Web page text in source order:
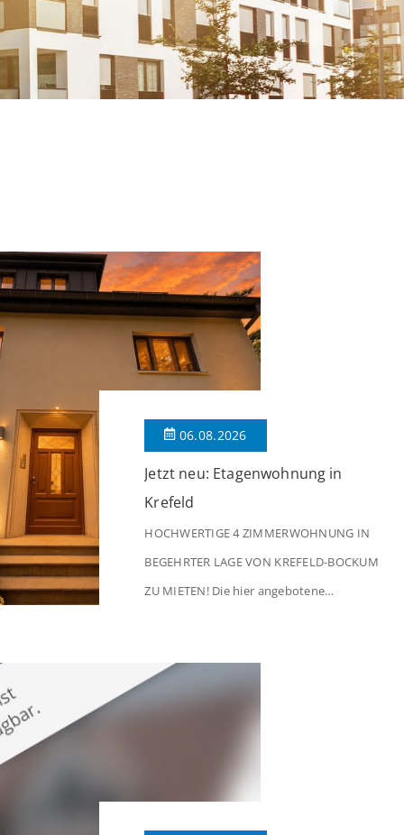
06.08.2026
Jetzt neu: Etagenwohnung in
Krefeld
HOCHWERTIGE 4 ZIMMERWOHNUNG IN
BEGEHRTER LAGE VON KREFELD-BOCKUM
ZU MIETEN! Die hier angebotene
in begehrter Wohnlage von Krefeld-Bockum.